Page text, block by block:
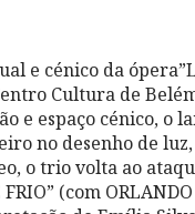
e cénico da
Cultura de
e espaço cénico, o
no desenho de
o trio volta ao
FRIO” (com